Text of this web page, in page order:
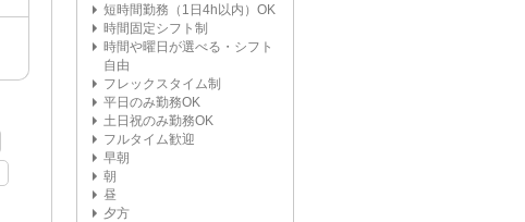
短時間勤務（1日4h以内）OK
時間固定シフト制
時間や曜日が選べる・シフト
自由
フレックスタイム制
平日のみ勤務OK
土日祝のみ勤務OK
フルタイム歓迎
早朝
朝
昼
夕方